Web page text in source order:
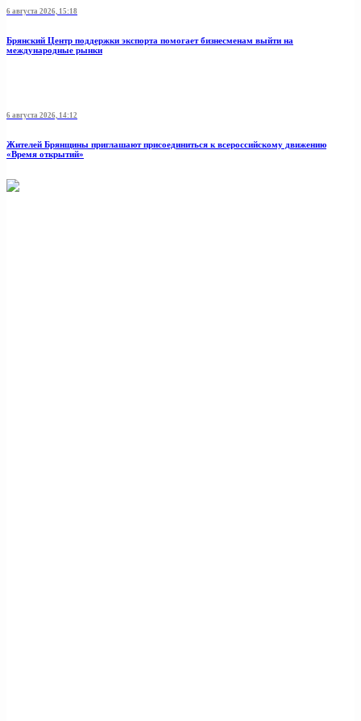
6 августа 2026, 15:18
Брянский Центр поддержки экспорта помогает бизнесменам выйти на
международные рынки
6 августа 2026, 14:12
Жителей Брянщины приглашают присоединиться к всероссийскому движению
«Время открытий»